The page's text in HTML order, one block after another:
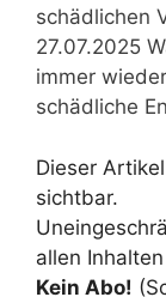
schädlichen
27.07.2025
immer
schädliche
Dieser
sichtbar.
allen
Kein Abo!